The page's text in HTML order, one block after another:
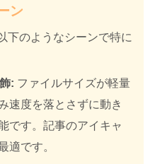
ン
下のようなシーンで特に
: ファイルサイズが軽量
速度を落とさずに動き
です。記事のアイキャ
適です。